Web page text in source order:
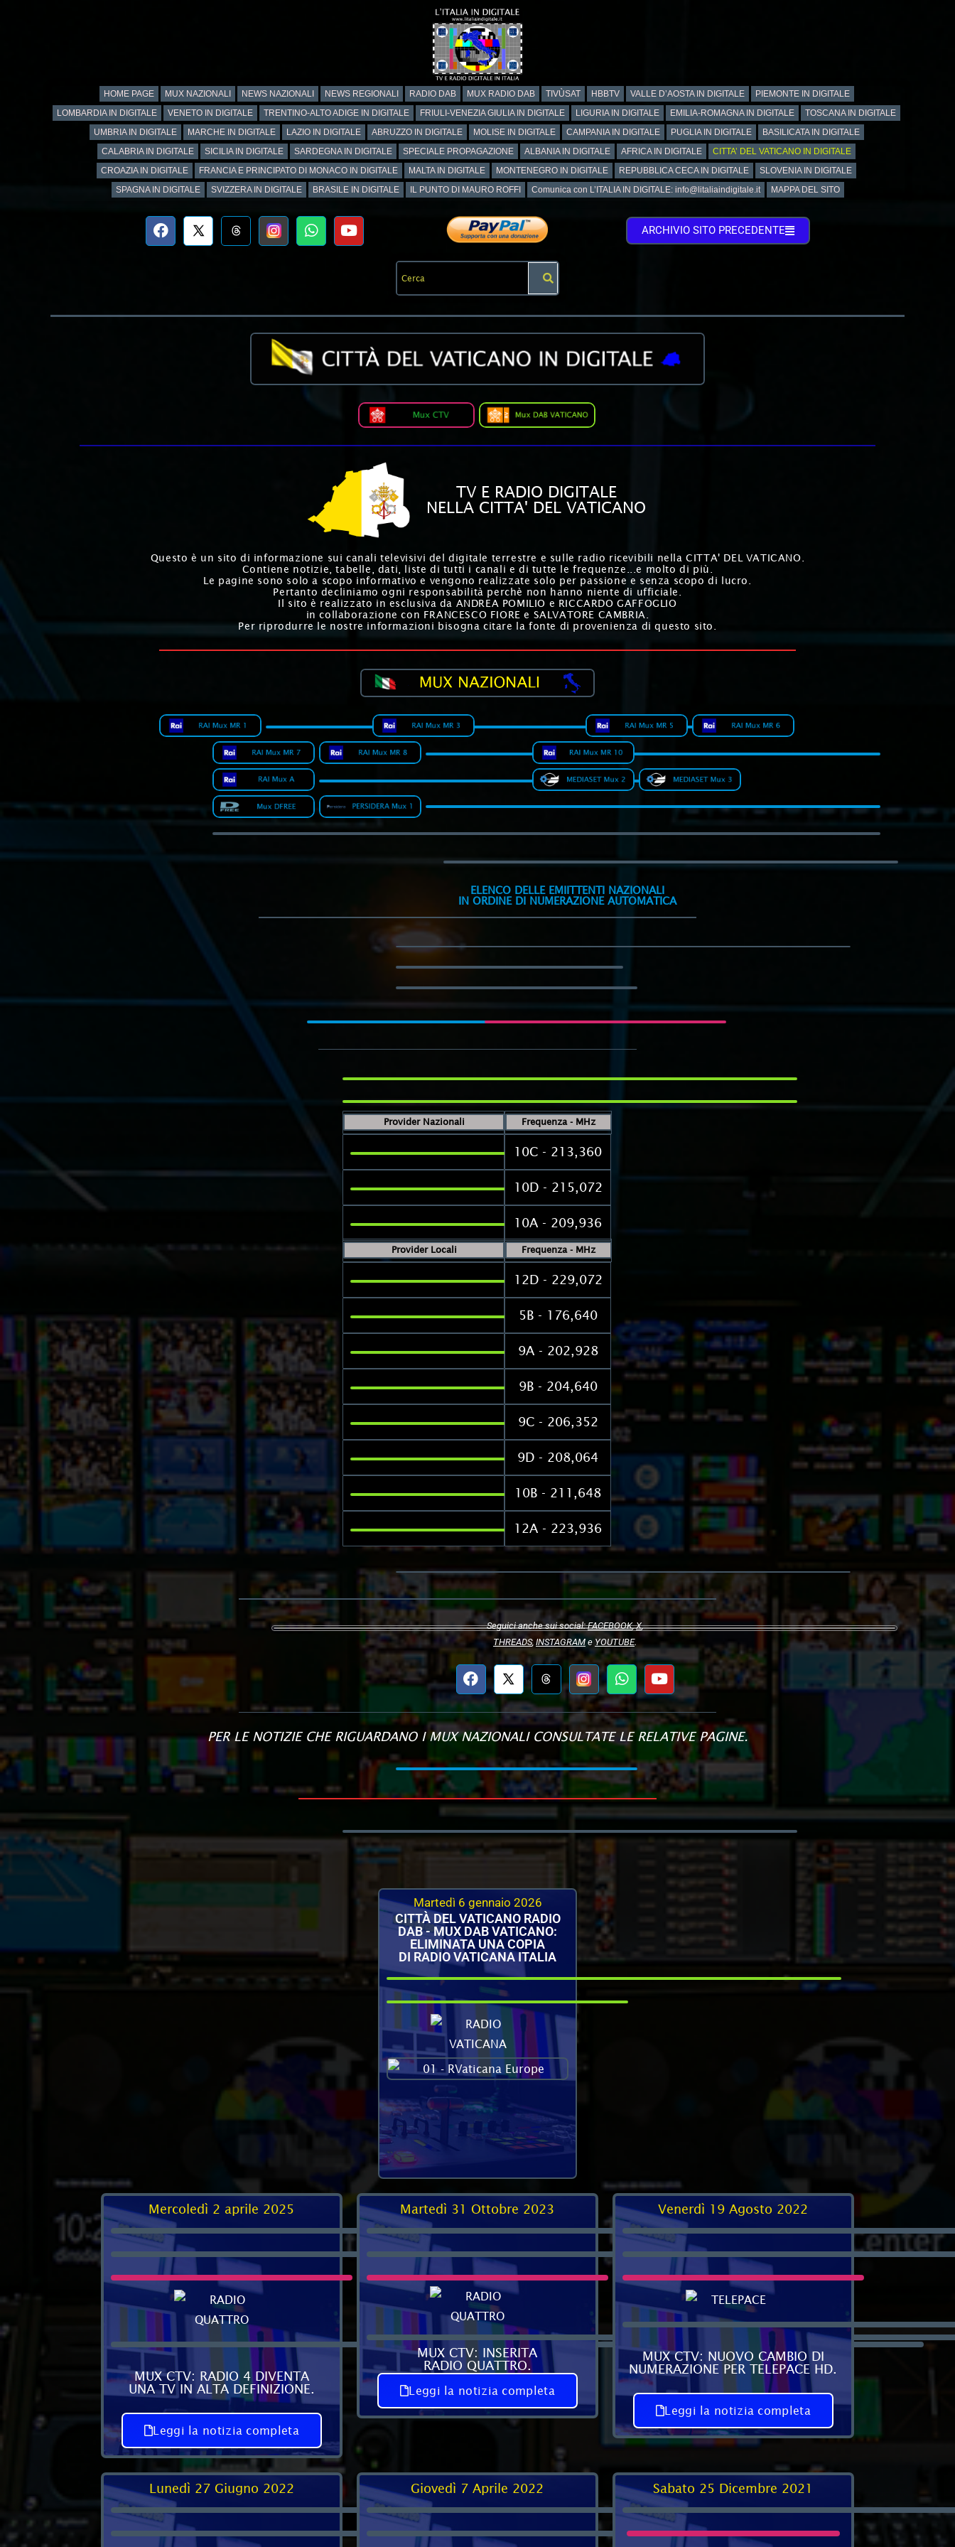
HOME PAGE MUX NAZIONALI NEWS NAZIONALI NEWS REGIONALI RADIO DAB MUX RADIO DAB TIVÙSAT HBBTV VALLE D’AOSTA IN DIGITALE
PIEMONTE IN DIGITALE
LOMBARDIA IN DIGITALE
VENETO IN DIGITALE TRENTINO-ALTO ADIGE IN DIGITALE FRIULI-VENEZIA GIULIA IN DIGITALE LIGURIA IN DIGITALE EMILIA-ROMAGNA IN DIGITALE
TOSCANA IN DIGITALE
UMBRIA IN DIGITALE
MARCHE IN DIGITALE LAZIO IN DIGITALE ABRUZZO IN DIGITALE MOLISE IN DIGITALE CAMPANIA IN DIGITALE PUGLIA IN DIGITALE
BASILICATA IN DIGITALE
CALABRIA IN DIGITALE
SICILIA IN DIGITALE SARDEGNA IN DIGITALE SPECIALE PROPAGAZIONE ALBANIA IN DIGITALE AFRICA IN DIGITALE
CITTA’ DEL VATICANO IN DIGITALE
CROAZIA IN DIGITALE
FRANCIA E PRINCIPATO DI MONACO IN DIGITALE MALTA IN DIGITALE MONTENEGRO IN DIGITALE REPUBBLICA CECA IN DIGITALE
SLOVENIA IN DIGITALE
SPAGNA IN DIGITALE
SVIZZERA IN DIGITALE BRASILE IN DIGITALE IL PUNTO DI MAURO ROFFI Comunica con L’ITALIA IN DIGITALE: info@litaliaindigitale.it MAPPA DEL SITO
ARCHIVIO SITO PRECEDENTE
TV E RADIO DIGITALE
NELLA CITTA' DEL VATICANO
Questo è un sito di informazione sui canali televisivi del digitale terrestre e sulle radio ricevibili nella CITTA' DEL VATICANO.
Contiene notizie, tabelle, dati, liste di tutti i canali e di tutte le frequenze...e molto di più.
Le pagine sono solo a scopo informativo e vengono realizzate solo per passione e senza scopo di lucro.
Pertanto decliniamo ogni responsabilità perchè non hanno niente di ufficiale.
Il sito è realizzato in esclusiva da ANDREA POMILIO e RICCARDO GAFFOGLIO
in collaborazione con FRANCESCO FIORE e SALVATORE CAMBRIA.
Per riprodurre le nostre informazioni bisogna citare la fonte di provenienza di questo sito.
ELENCO DELLE EMIITTENTI NAZIONALI
IN ORDINE DI NUMERAZIONE AUTOMATICA
Provider Nazionali Frequenza - MHz
10C - 213,360
10D - 215,072
10A - 209,936
Provider Locali Frequenza - MHz
12D - 229,072
5B - 176,640
9A - 202,928
9B - 204,640
9C - 206,352
9D - 208,064
10B - 211,648
12A - 223,936
Seguici anche sui social: FACEBOOK, X,
THREADS, INSTAGRAM e YOUTUBE.
PER LE NOTIZIE CHE RIGUARDANO I MUX NAZIONALI CONSULTATE LE RELATIVE PAGINE.
Martedì 6 gennaio 2026
CITTÀ DEL VATICANO RADIO
DAB - MUX DAB VATICANO:
ELIMINATA UNA COPIA
DI RADIO VATICANA ITALIA
Mercoledì 2 aprile 2025
MUX CTV: RADIO 4 DIVENTA
UNA TV IN ALTA DEFINIZIONE.
Leggi la notizia completa
Martedì 31 Ottobre 2023
MUX CTV: INSERITA
RADIO QUATTRO.
Leggi la notizia completa
Venerdì 19 Agosto 2022
MUX CTV: NUOVO CAMBIO DI
NUMERAZIONE PER TELEPACE HD.
Leggi la notizia completa
Lunedì 27 Giugno 2022 Giovedì 7 Aprile 2022 Sabato 25 Dicembre 2021